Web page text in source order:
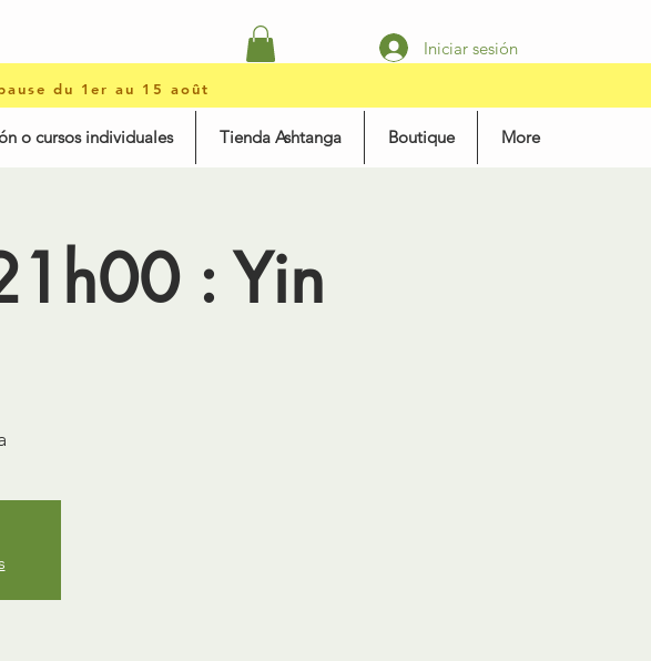
Iniciar sesión
du 1er au 15 août
o cursos individuales Tienda Ashtanga Boutique More
: Yin